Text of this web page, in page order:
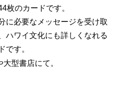
枚のカードです。
に必要なメッセージを受け取
ハワイ文化にも詳しくなれる
です。
大型書店にて。